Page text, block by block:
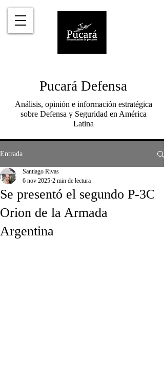
Pucará Defensa
Análisis, opinión e información estratégica
sobre Defensa y Seguridad en América
Latina
Entrada
Se presentó el segundo P-3C
Orion de la Armada
Argentina
Santiago Rivas
6 nov 2025 2 min de lectura